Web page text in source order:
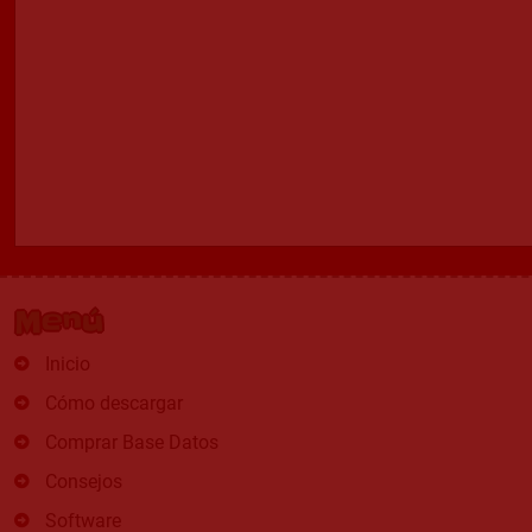
Menú
Inicio
Cómo descargar
Comprar Base Datos
Consejos
Software